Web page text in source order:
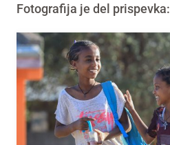
Fotografija je del prispevka: